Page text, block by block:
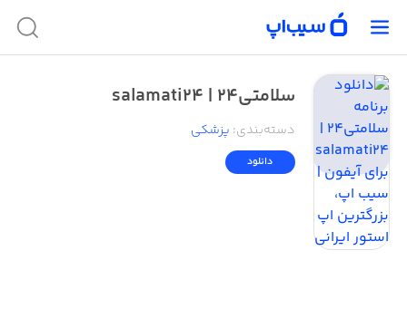
سلامتی۲۴ | salamati24
دسته‌بندی: پزشکی
دانلود